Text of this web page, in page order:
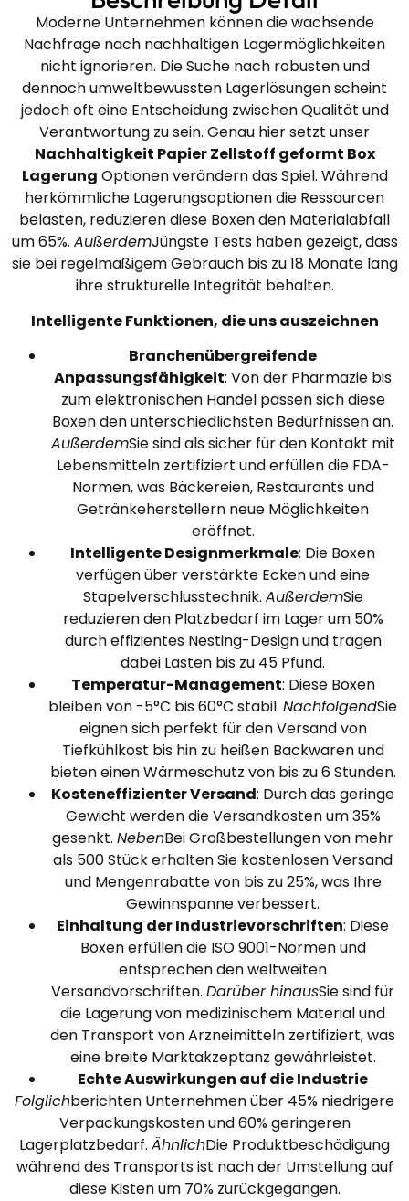
Moderne Unternehmen können die wachsende
Nachfrage nach nachhaltigen Lagermöglichkeiten
nicht ignorieren. Die Suche nach robusten und
dennoch umweltbewussten Lagerlösungen scheint
jedoch oft eine Entscheidung zwischen Qualität und
Verantwortung zu sein. Genau hier setzt unser
Nachhaltigkeit Papier Zellstoff geformt Box
Lagerung Optionen verändern das Spiel. Während
herkömmliche Lagerungsoptionen die Ressourcen
belasten, reduzieren diese Boxen den Materialabfall
um 65%. AußerdemJüngste Tests haben gezeigt, dass
sie bei regelmäßigem Gebrauch bis zu 18 Monate lang
ihre strukturelle Integrität behalten.
Intelligente Funktionen, die uns auszeichnen
Branchenübergreifende
Anpassungsfähigkeit: Von der Pharmazie bis
zum elektronischen Handel passen sich diese
Boxen den unterschiedlichsten Bedürfnissen an.
AußerdemSie sind als sicher für den Kontakt mit
Lebensmitteln zertifiziert und erfüllen die FDA-
Normen, was Bäckereien, Restaurants und
Getränkeherstellern neue Möglichkeiten
eröffnet.
Intelligente Designmerkmale: Die Boxen
verfügen über verstärkte Ecken und eine
Stapelverschlusstechnik. AußerdemSie
reduzieren den Platzbedarf im Lager um 50%
durch effizientes Nesting-Design und tragen
dabei Lasten bis zu 45 Pfund.
Temperatur-Management: Diese Boxen
bleiben von -5°C bis 60°C stabil. NachfolgendSie
eignen sich perfekt für den Versand von
Tiefkühlkost bis hin zu heißen Backwaren und
bieten einen Wärmeschutz von bis zu 6 Stunden.
Kosteneffizienter Versand: Durch das geringe
Gewicht werden die Versandkosten um 35%
gesenkt. NebenBei Großbestellungen von mehr
als 500 Stück erhalten Sie kostenlosen Versand
und Mengenrabatte von bis zu 25%, was Ihre
Gewinnspanne verbessert.
Einhaltung der Industrievorschriften: Diese
Boxen erfüllen die ISO 9001-Normen und
entsprechen den weltweiten
Versandvorschriften. Darüber hinausSie sind für
die Lagerung von medizinischem Material und
den Transport von Arzneimitteln zertifiziert, was
eine breite Marktakzeptanz gewährleistet.
Echte Auswirkungen auf die Industrie
Folglichberichten Unternehmen über 45% niedrigere
Verpackungskosten und 60% geringeren
Lagerplatzbedarf. ÄhnlichDie Produktbeschädigung
während des Transports ist nach der Umstellung auf
diese Kisten um 70% zurückgegangen.